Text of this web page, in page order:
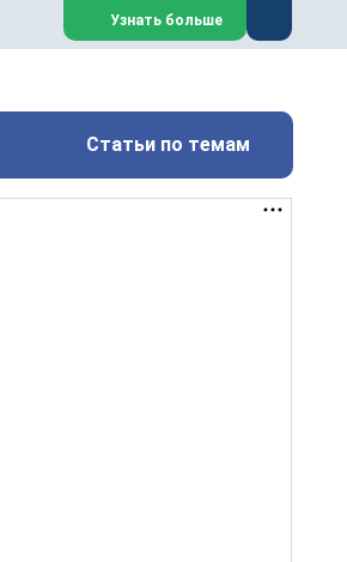
Закрыть
Узнать больше
Статьи по темам